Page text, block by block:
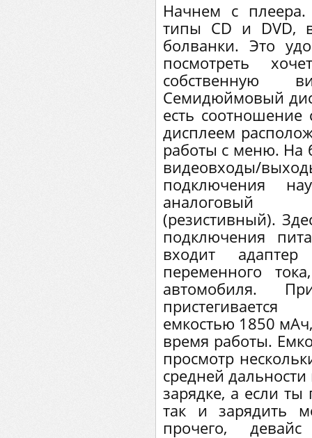
Начнем с
типы CD и DVD,
болванки. Это
посмотреть
собственную
Семидюймовый
есть соотношение
дисплеем
работы с меню. На
видеовходы/
подключения
аналоговый
(резистивный).
подключения
входит
переменного
автомобиля.
пристегивается
емкостью 1850
время работы.
просмотр
средней
зарядке, а если
так и зарядить
прочего,